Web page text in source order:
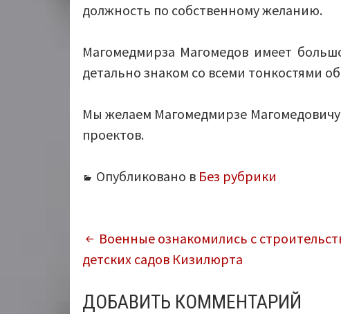
должность по собственному желанию.
Магомедмирза Магомедов имеет
детально знаком со всеми тонкостями
Мы желаем Магомедмирзе Магомедовичу
проектов.
Опубликовано в Без рубрики
НАВИГАЦИЯ
ПО
ЗАПИСЯМ
Военные ознакомились с
детских садов Кизилюрта
ДОБАВИТЬ КОММЕНТАРИЙ